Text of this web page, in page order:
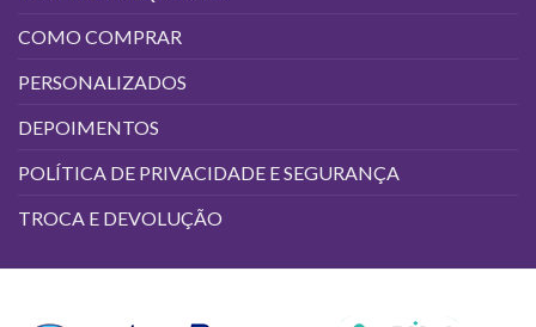
COMO COMPRAR
PERSONALIZADOS
DEPOIMENTOS
POLÍTICA DE PRIVACIDADE E SEGURANÇA
TROCA E DEVOLUÇÃO